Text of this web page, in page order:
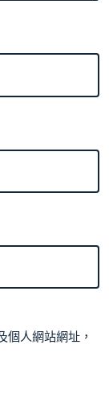
個人網站網址，